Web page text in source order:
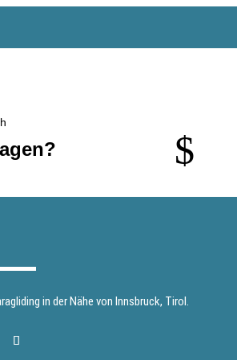
$
in der Nähe von Innsbruck, Tirol.